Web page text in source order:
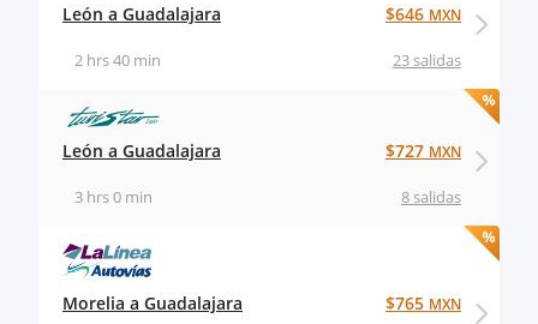
León a Guadalajara
23 salidas
2 hrs 40 min
$646 MXN
León a Guadalajara
8 salidas
3 hrs 0 min
$727 MXN
Morelia a Guadalajara $765 MXN